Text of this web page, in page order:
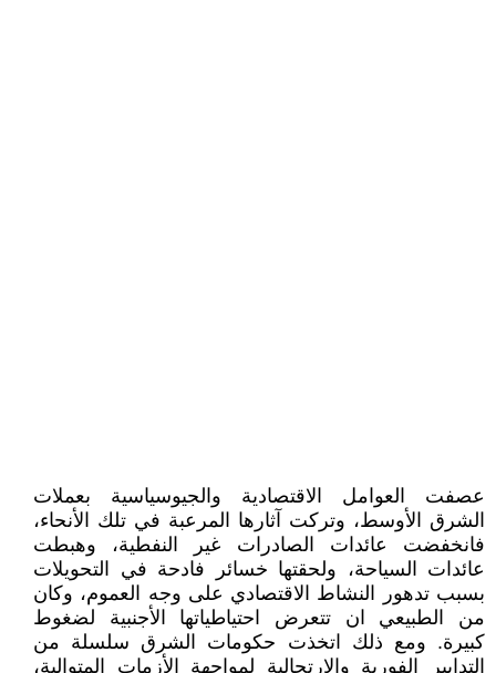
عصفت العوامل الاقتصادية والجيوسياسية بعملات
الشرق الأوسط، وتركت آثارها المرعبة في تلك الأنحاء،
فانخفضت عائدات الصادرات غير النفطية، وهبطت
عائدات السياحة، ولحقتها خسائر فادحة في التحويلات
بسبب تدهور النشاط الاقتصادي على وجه العموم، وكان
من الطبيعي ان تتعرض احتياطياتها الأجنبية لضغوط
كبيرة. ومع ذلك اتخذت حكومات الشرق سلسلة من
التدابير الفورية والارتجالية لمواجهة الأزمات المتوالية،